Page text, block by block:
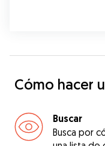
Cómo hacer
Buscar
Busca por